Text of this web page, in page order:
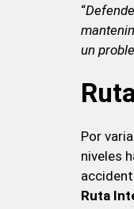
“
un
Por
niveles
Ruta